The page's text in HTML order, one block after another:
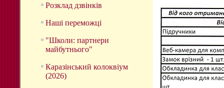
Розклад дзвінків
Наші переможці
"Школи: партнери
майбутнього"
Каразінський колоквіум
(2026)